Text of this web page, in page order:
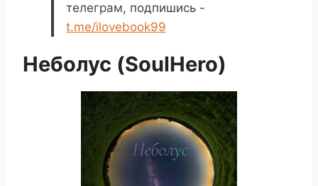
телеграм, подпишись -
t.me/ilovebook99
Неболус (SoulHero)